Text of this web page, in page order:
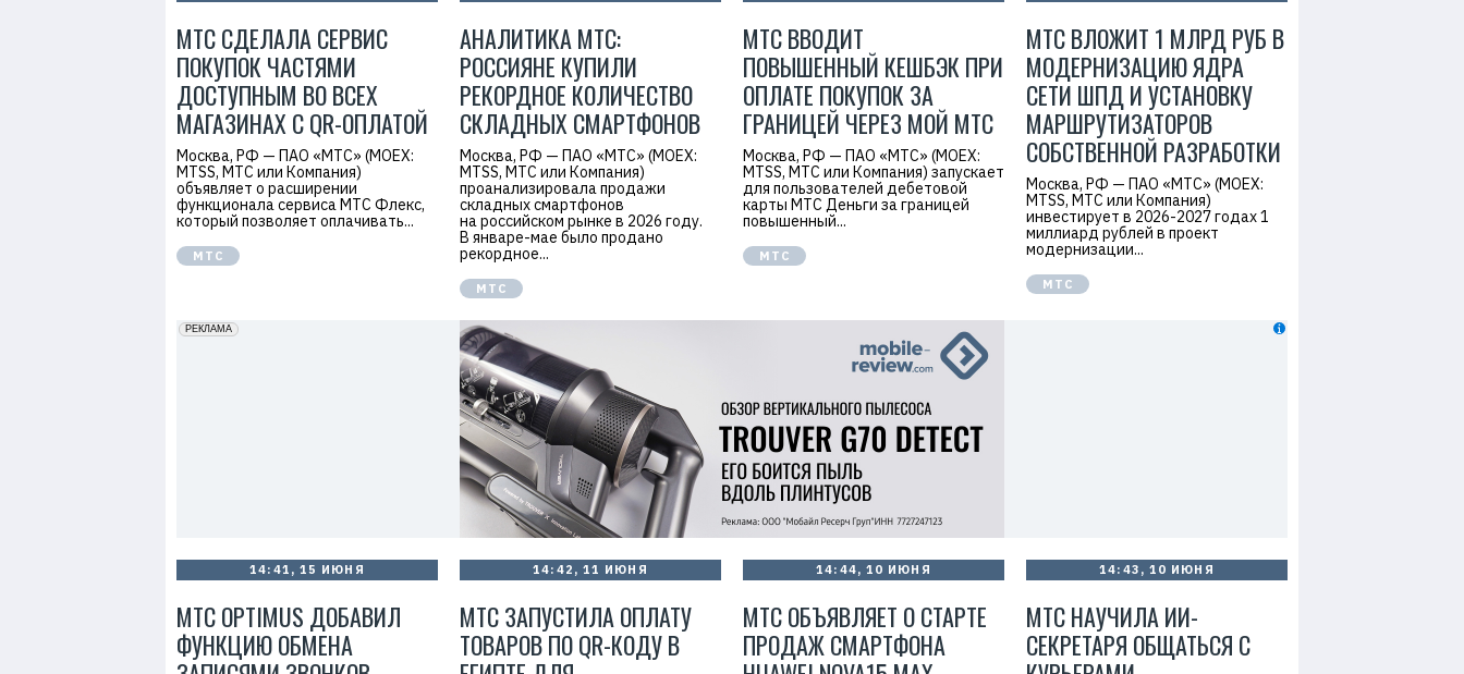
МТС СДЕЛАЛА СЕРВИС
ПОКУПОК ЧАСТЯМИ
ДОСТУПНЫМ ВО ВСЕХ
МАГАЗИНАХ C QR-ОПЛАТОЙ
Москва, РФ — ПАО «МТС» (MOEX:
MTSS, МТС или Компания)
объявляет о расширении
функционала сервиса МТС Флекс,
который позволяет оплачивать...
МТС
АНАЛИТИКА МТС:
РОССИЯНЕ КУПИЛИ
РЕКОРДНОЕ КОЛИЧЕСТВО
СКЛАДНЫХ СМАРТФОНОВ
Москва, РФ — ПАО «МТС» (MOEX:
MTSS, МТС или Компания)
проанализировала продажи
складных смартфонов
на российском рынке в 2026 году.
В январе-мае было продано
рекордное...
МТС
МТС ВВОДИТ
ПОВЫШЕННЫЙ КЕШБЭК ПРИ
ОПЛАТЕ ПОКУПОК ЗА
ГРАНИЦЕЙ ЧЕРЕЗ МОЙ МТС
Москва, РФ — ПАО «МТС» (MOEX:
MTSS, МТС или Компания) запускает
для пользователей дебетовой
карты МТС Деньги за границей
повышенный...
МТС
МТС ВЛОЖИТ 1 МЛРД РУБ В
МОДЕРНИЗАЦИЮ ЯДРА
СЕТИ ШПД И УСТАНОВКУ
МАРШРУТИЗАТОРОВ
СОБСТВЕННОЙ РАЗРАБОТКИ
Москва, РФ — ПАО «МТС» (MOEX:
MTSS, МТС или Компания)
инвестирует в 2026-2027 годах 1
миллиард рублей в проект
модернизации...
МТС
14:41, 15 ИЮНЯ
МТС OPTIMUS ДОБАВИЛ
ФУНКЦИЮ ОБМЕНА
14:42, 11 ИЮНЯ
МТС ЗАПУСТИЛА ОПЛАТУ
ТОВАРОВ ПО QR-КОДУ В
14:44, 10 ИЮНЯ
МТС ОБЪЯВЛЯЕТ О СТАРТЕ
ПРОДАЖ СМАРТФОНА
14:43, 10 ИЮНЯ
МТС НАУЧИЛА ИИ-
СЕКРЕТАРЯ ОБЩАТЬСЯ С
erid: 2VfnxxmNzs5
РЕКЛАМА